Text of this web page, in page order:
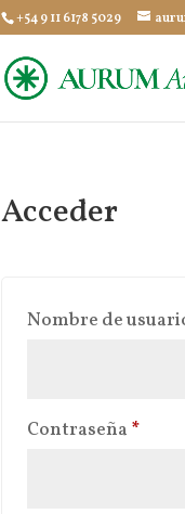
+54 9 11 6178 5029
Acceder
Nombre de
Contraseña *